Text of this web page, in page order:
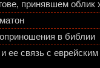
принявшем облик
в библии
ее связь с